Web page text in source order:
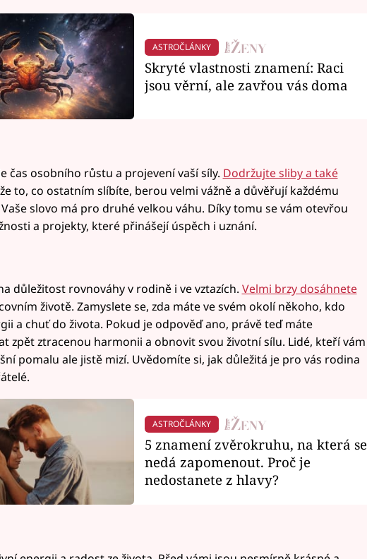
ASTROČLÁNKY
Skryté vlastnosti znamení: Raci
jsou věrní, ale zavřou vás doma
čas osobního růstu a projevení vaší síly. Dodržujte sliby a také
to, co ostatním slíbíte, berou velmi vážně a důvěřují každému
slovo má pro druhé velkou váhu. Díky tomu se vám otevřou
a projekty, které přinášejí úspěch i uznání.
důležitost rovnováhy v rodině i ve vztazích. Velmi brzy dosáhnete
životě. Zamyslete se, zda máte ve svém okolí někoho, kdo
a chuť do života. Pokud je odpověď ano, právě teď máte
zpět ztracenou harmonii a obnovit svou životní sílu. Lidé, kteří vám
pomalu ale jistě mizí. Uvědomíte si, jak důležitá je pro vás rodina
ASTROČLÁNKY
5 znamení zvěrokruhu, na která se
nedá zapomenout. Proč je
nedostanete z hlavy?